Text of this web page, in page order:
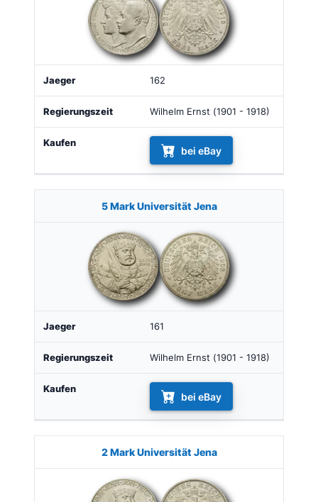
162
Wilhelm Ernst (1901 - 1918)
bei eBay
5 Mark Universität Jena
161
Wilhelm Ernst (1901 - 1918)
bei eBay
2 Mark Universität Jena